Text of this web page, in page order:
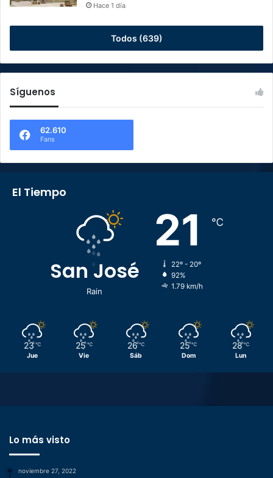
Hace 1 día
Todos (639)
Síguenos
62.610
Fans
El Tiempo
San José
Rain
21 ℃
22º - 20º
92%
1.79 km/h
23 ℃
Jue
25 ℃
Vie
26 ℃
Sáb
25 ℃
Dom
28 ℃
Lun
Lo más visto
noviembre 27, 2022